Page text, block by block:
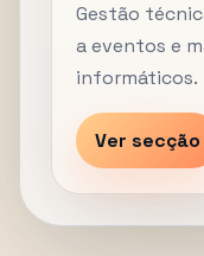
Gestão
a eventos e
informáticos.
Ver secção